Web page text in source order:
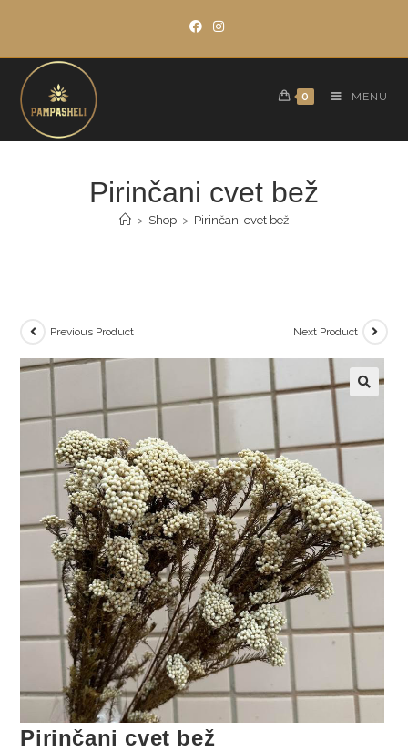
content
0 MENU
Pirinčani cvet bež
> Shop > Pirinčani cvet bež
Previous Product Next Product
Pirinčani cvet bež